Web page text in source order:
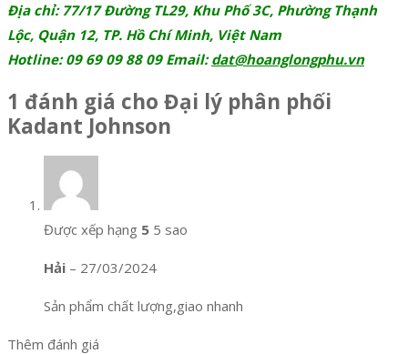
Địa chỉ: 77/17 Đường TL29, Khu Phố 3C, Phường Thạnh
Lộc, Quận 12, TP. Hồ Chí Minh, Việt Nam
Hotline: 09 69 09 88 09 Email:dat@hoanglongphu.vn
1 đánh giá cho Đại lý phân phối
Kadant Johnson
Được xếp hạng 5 5 sao
Hải – 27/03/2024
Sản phẩm chất lượng,giao nhanh
Thêm đánh giá